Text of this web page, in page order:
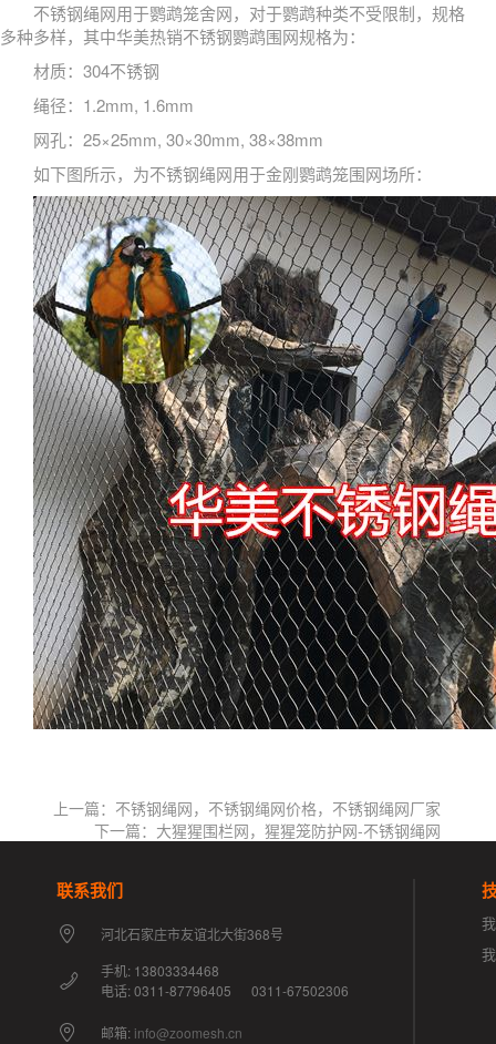
不锈钢绳网用于鹦鹉笼舍网，对于鹦鹉种类不受限制，规格
多种多样，其中华美热销不锈钢鹦鹉围网规格为：
材质：304不锈钢
绳径：1.2mm, 1.6mm
网孔：25×25mm, 30×30mm, 38×38mm
如下图所示，为不锈钢绳网用于金刚鹦鹉笼围网场所：
上一篇：不锈钢绳网，不锈钢绳网价格，不锈钢绳网厂家
下一篇：大猩猩围栏网，猩猩笼防护网-不锈钢绳网
联系我们
河北石家庄市友谊北大街368号
手机: 13803334468
电话: 0311-87796405 0311-67502306
邮箱: info@zoomesh.cn